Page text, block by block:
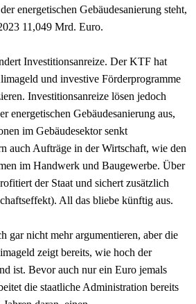
energetischen Gebäudesanierung steht,
11,049 Mrd. Euro.
Investitionsanreize. Der KTF hat
und investive Förderprogramme
Investitionsanreize lösen jedoch
energetischen Gebäudesanierung aus,
im Gebäudesektor senkt
auch Aufträge in der Wirtschaft, wie den
im Handwerk und Baugewerbe. Über
der Staat und sichert zusätzlich
All das bliebe künftig aus.
gar nicht mehr argumentieren, aber die
zeigt bereits, wie hoch der
ist. Bevor auch nur ein Euro jemals
die staatliche Administration bereits